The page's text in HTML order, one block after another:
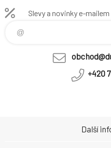
Slevy a novinky e-mailem
+420
Další